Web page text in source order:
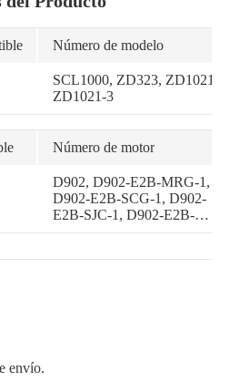
Número de modelo
SCL1000, ZD323, ZD1021,
ZD1021-3
Número de motor
D902, D902-E2B-MRG-1,
D902-E2B-SCG-1, D902-
E2B-SJC-1, D902-E2B-
WDDE-2, D902-E2B-
WDS-1, D902-E3B, D902-
envío.